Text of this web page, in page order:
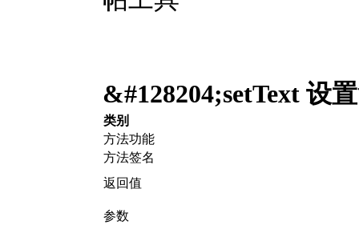
&#128204;setText 设
类别
方法功能
方法签名
返回值
参数